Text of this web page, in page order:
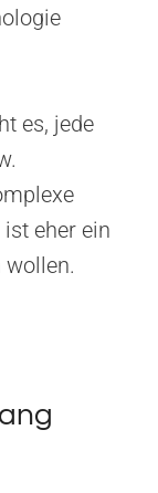
es, jede
ist eher ein
wollen.